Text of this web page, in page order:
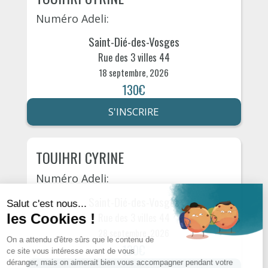
Numéro Adeli:
Saint-Dié-des-Vosges
Rue des 3 villes 44
18 septembre, 2026
130€
S'INSCRIRE
TOUIHRI CYRINE
Numéro Adeli:
Saint-Dié-des-Vosges
130€